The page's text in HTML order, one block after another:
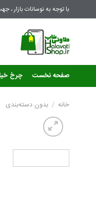
content
با توجه به نوسانات بازار
صفحه نخست چرخ
خانه / بدون دسته‌بندی